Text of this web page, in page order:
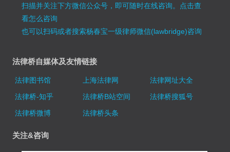
扫描并关注下方微信公众号，即可随时在线咨询。 点击查
看怎么咨询
也可以扫码或者搜索杨春宝一级律师微信(lawbridge)咨询
法律桥自媒体及友情链接
法律图书馆 上海法律网
法律网址大全
法律桥-知乎
法律桥B站空间
法律桥搜狐号
法律桥微博
法律桥头条
关注&咨询